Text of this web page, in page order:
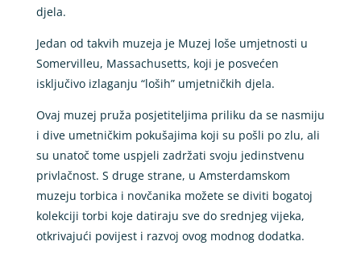
djela.
Jedan od takvih muzeja je Muzej loše umjetnosti u
Somervilleu, Massachusetts, koji je posvećen
isključivo izlaganju “loših” umjetničkih djela.
Ovaj muzej pruža posjetiteljima priliku da se nasmiju
i dive umetničkim pokušajima koji su pošli po zlu, ali
su unatoč tome uspjeli zadržati svoju jedinstvenu
privlačnost. S druge strane, u Amsterdamskom
muzeju torbica i novčanika možete se diviti bogatoj
kolekciji torbi koje datiraju sve do srednjeg vijeka,
otkrivajući povijest i razvoj ovog modnog dodatka.